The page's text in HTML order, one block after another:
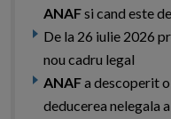
ANAFsi cand este
De la 26 iulie 2026
nou cadru legal
ANAFa descoperit
deducerea nelegala